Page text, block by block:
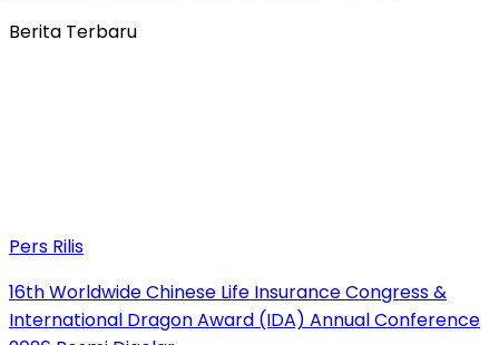
Berita Terbaru
Pers Rilis
16th Worldwide Chinese Life Insurance Congress &
International Dragon Award (IDA) Annual Conference